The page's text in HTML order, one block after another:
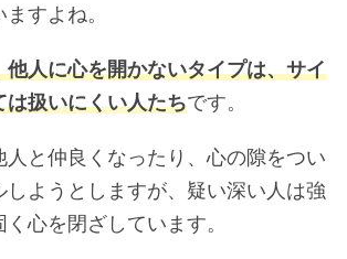
すよね。
他人に心を開かないタイプは、サイ
は扱いにくい人たちです。
人と仲良くなったり、心の隙をつい
しようとしますが、疑い深い人は強
心を閉ざしています。